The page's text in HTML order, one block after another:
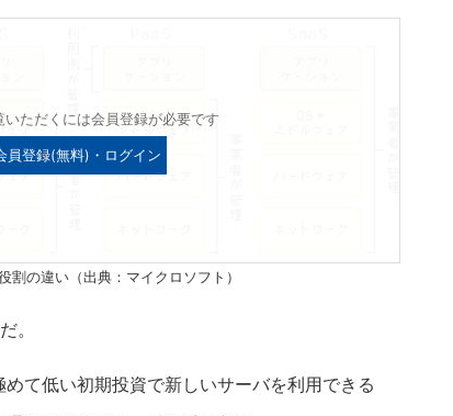
いただくには会員登録が必要です
員登録(無料)・ログイン
の違い（出典：マイクロソフト）
。
て低い初期投資で新しいサーバを利用できる